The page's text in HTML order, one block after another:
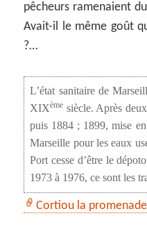
pêcheurs ramenaient
Avait-il le même goût
?…
L’état sanitaire de
XIXème siècle. Après
puis 1884 ; 1899, mise
Marseille pour les eaux
Port cesse d’être le
1973 à 1976, ce sont les
Cortiou la promenade